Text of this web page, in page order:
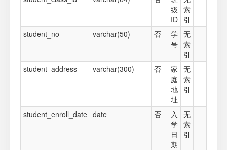
级
ID
索
引
student_no
varchar(50) 否
学
号
无
索
引
student_address
varchar(300) 否
家
庭
地
址
无
索
引
student_enroll_date date 否
入
学
日
期
无
索
引